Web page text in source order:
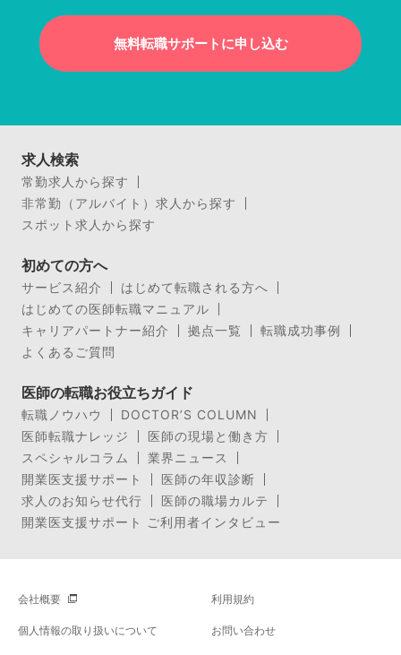
無料転職サポートに申し込む
求人検索
常勤求人から探す
非常勤（アルバイト）求人から探す
スポット求人から探す
初めての方へ
サービス紹介
はじめて転職される方へ
はじめての医師転職マニュアル
キャリアパートナー紹介
拠点一覧
転職成功事例
よくあるご質問
医師の転職お役立ちガイド
転職ノウハウ
DOCTOR’S COLUMN
医師転職ナレッジ
医師の現場と働き方
スペシャルコラム
業界ニュース
開業医支援サポート
医師の年収診断
求人のお知らせ代行
医師の職場カルテ
開業医支援サポート ご利用者インタビュー
会社概要 利用規約
個人情報の取り扱いについて お問い合わせ